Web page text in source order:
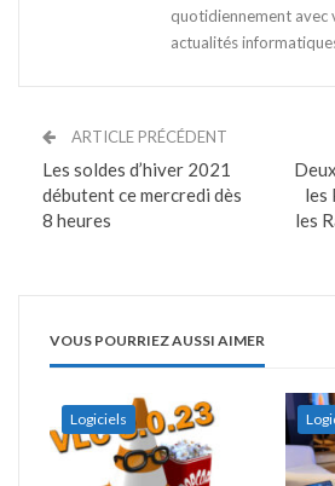
quotidiennement avec
actualités
ARTICLE PRÉCÉDENT
Les soldes d’hiver 2021
débutent ce mercredi dès
8 heures
les
les
VOUS POURRIEZ AUSSI AIMER
Logiciels